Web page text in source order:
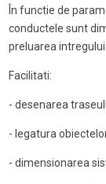
În functie de
conductele sunt
preluarea
Facilitati:
- desenarea
- legatura
- dimensionarea